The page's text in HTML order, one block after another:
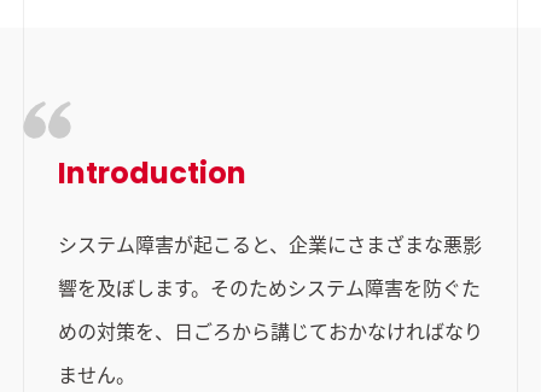
Introduction
システム障害が起こると、企業にさまざまな悪影
響を及ぼします。そのためシステム障害を防ぐた
めの対策を、日ごろから講じておかなければなり
ません。